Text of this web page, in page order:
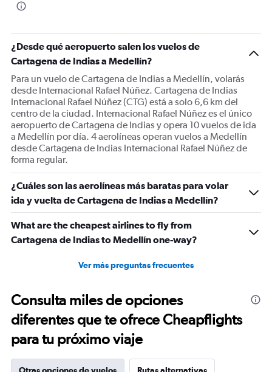
¿Desde qué aeropuerto salen los vuelos de
Cartagena de Indias a Medellín?
Para un vuelo de Cartagena de Indias a Medellín, volarás
desde Internacional Rafael Núñez. Cartagena de Indias
Internacional Rafael Núñez (CTG) está a solo 6,6 km del
centro de la ciudad. Internacional Rafael Núñez es el único
aeropuerto de Cartagena de Indias y opera 10 vuelos de ida
a Medellín por día. 4 aerolíneas operan vuelos a Medellín
desde Cartagena de Indias Internacional Rafael Núñez de
forma regular.
¿Cuáles son las aerolíneas más baratas para volar
ida y vuelta de Cartagena de Indias a Medellín?
What are the cheapest airlines to fly from
Cartagena de Indias to Medellín one-way?
Ver más preguntas frecuentes
Consulta miles de opciones
diferentes que te ofrece Cheapflights
para tu próximo viaje